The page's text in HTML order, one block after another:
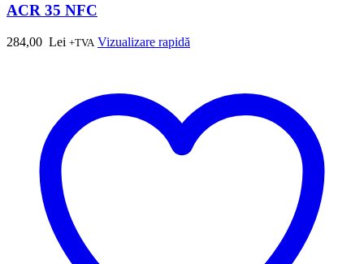
ACR 35 NFC
284,00 Lei +TVA Vizualizare rapidă